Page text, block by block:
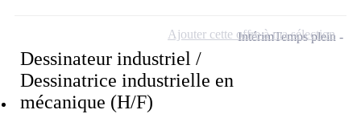
Dessinateur industriel /
Dessinatrice industrielle en
mécanique (H/F)
IntérimTemps plein
Ajouter cette offre à ma sélection